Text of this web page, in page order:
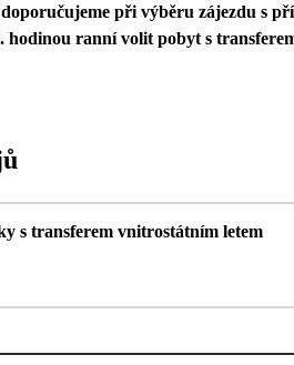
při výběru zájezdu s
hodinou ranní volit pobyt s
s transferem vnitrostátním letem